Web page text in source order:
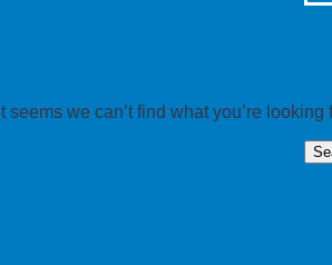
It seems we can’t find what you’re